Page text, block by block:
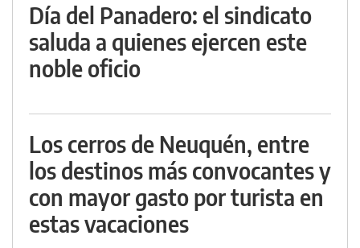
Día del Panadero: el sindicato
saluda a quienes ejercen este
noble oficio
Los cerros de Neuquén, entre
los destinos más convocantes y
con mayor gasto por turista en
estas vacaciones